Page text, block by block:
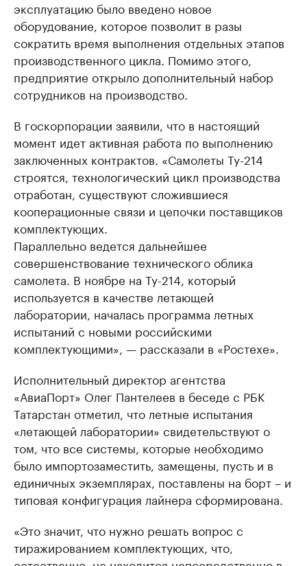
эксплуатацию было введено новое
оборудование, которое позволит в разы
сократить время выполнения отдельных этапов
производственного цикла. Помимо этого,
предприятие открыло дополнительный набор
сотрудников на производство.
В госкорпорации заявили, что в настоящий
момент идет активная работа по выполнению
заключенных контрактов. «Самолеты Ту-214
строятся, технологический цикл производства
отработан, существуют сложившиеся
кооперационные связи и цепочки поставщиков
комплектующих.
Параллельно ведется дальнейшее
совершенствование технического облика
самолета. В ноябре на Ту-214, который
используется в качестве летающей
лаборатории, началась программа летных
испытаний с новыми российскими
комплектующими», — рассказали в «Ростехе».
Исполнительный директор агентства
«АвиаПорт» Олег Пантелеев в беседе с РБК
Татарстан отметил, что летные испытания
«летающей лаборатории» свидетельствуют о
том, что все системы, которые необходимо
было импортозаместить, замещены, пусть и в
единичных экземплярах, поставлены на борт – и
типовая конфигурация лайнера сформирована.
«Это значит, что нужно решать вопрос с
тиражированием комплектующих, что,